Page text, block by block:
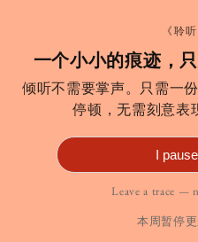
《聆
一个小小的痕迹，
倾听不需要掌声。只需一
停顿，无需刻意表
I
Leave a trace —
本周暂停更